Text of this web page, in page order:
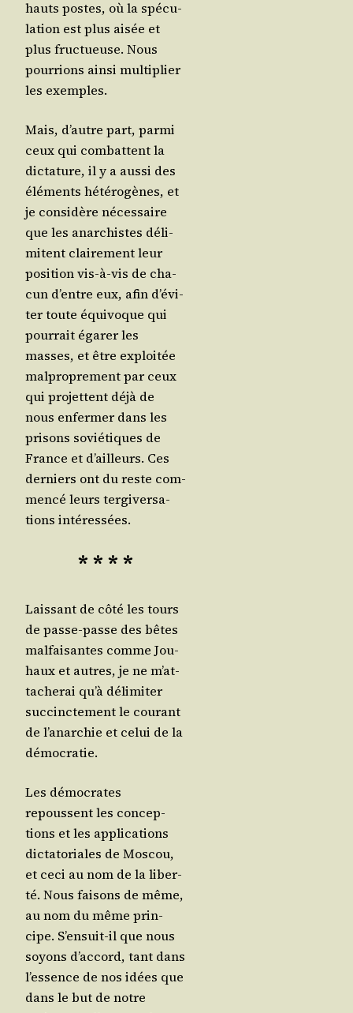
hauts postes, où la spé­cu­
la­tion est plus aisée et
plus fruc­tueuse. Nous
pour­rions ain­si mul­ti­plier
les exemples.
Mais, d’autre part, par­mi
ceux qui com­battent la
dic­ta­ture, il y a aus­si des
élé­ments hété­ro­gènes, et
je consi­dère néces­saire
que les anar­chistes déli­
mitent clai­re­ment leur
posi­tion vis-à-vis de cha­
cun d’entre eux, afin d’é­vi­
ter toute équi­voque qui
pour­rait éga­rer les
masses, et être exploi­tée
mal­pro­pre­ment par ceux
qui pro­jettent déjà de
nous enfer­mer dans les
pri­sons sovié­tiques de
France et d’ailleurs. Ces
der­niers ont du reste com­
men­cé leurs ter­gi­ver­sa­
tions intéressées.
* * * *
Lais­sant de côté les tours
de passe-passe des bêtes
mal­fai­santes comme Jou­
haux et autres, je ne m’at­
ta­che­rai qu’à déli­mi­ter
suc­cinc­te­ment le cou­rant
de l’a­nar­chie et celui de la
démocratie.
Les démo­crates
repoussent les concep­
tions et les appli­ca­tions
dic­ta­to­riales de Mos­cou,
et ceci au nom de la liber­
té. Nous fai­sons de même,
au nom du même prin­
cipe. S’en­suit-il que nous
soyons d’ac­cord, tant dans
l’es­sence de nos idées que
dans le but de notre